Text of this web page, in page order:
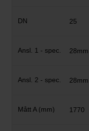
25
28mm
28mm
1770